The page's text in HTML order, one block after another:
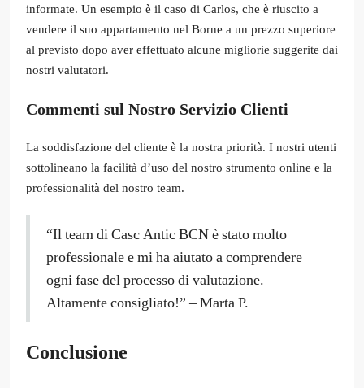
informate. Un esempio è il caso di Carlos, che è riuscito a
vendere il suo appartamento nel Borne a un prezzo superiore
al previsto dopo aver effettuato alcune migliorie suggerite dai
nostri valutatori.
Commenti sul Nostro Servizio Clienti
La soddisfazione del cliente è la nostra priorità. I nostri utenti
sottolineano la facilità d’uso del nostro strumento online e la
professionalità del nostro team.
“Il team di Casc Antic BCN è stato molto
professionale e mi ha aiutato a comprendere
ogni fase del processo di valutazione.
Altamente consigliato!” – Marta P.
Conclusione